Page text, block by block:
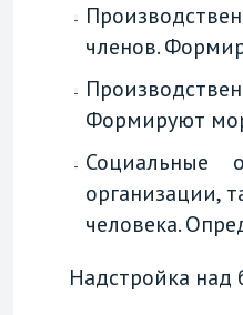
членов.
Формируют
Социальные
организации,
человека.
Надстройка над